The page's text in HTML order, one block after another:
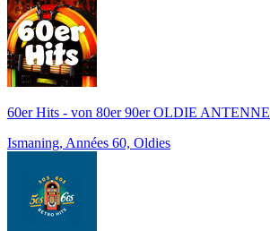
60er Hits - von 80er 90er OLDIE ANTENNE
Ismaning, Années 60, Oldies